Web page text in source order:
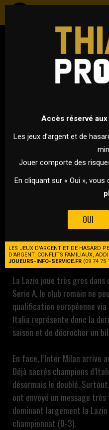
ITALIE -
13 MAI
POUR CETTE FINALE DE LA
AFFRONTE
Quelques jours seulement
A, la Lazio Rome et l’Inter
en finale de la Coppa Italia.
mercredi à 21h00 au Stadio
La Lazio joue très gros
Serie A, le club romain ne
qualification européenne
Italia représente donc la
saison et de décrocher un
En face, l’Inter Milan arrive
Déjà sacrés champions
désormais le doublé.
ont envoyé un message
dominant largement la
championnat (0-3).
Accès réservé
Les jeux d’argent et de
Jouer comporte des
En cliquant sur « Oui »,
OUI
LES JEUX D'ARGENT ET DE HASARD
D'ARGENT, CONFLITS FAMILIAUX,
JOUEURS-INFO-SERVICE.FR (09 74 75